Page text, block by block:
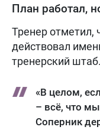
План работал,
Тренер отметил,
действовал
тренерский штаб.
«В целом,
– всё, что
Соперник